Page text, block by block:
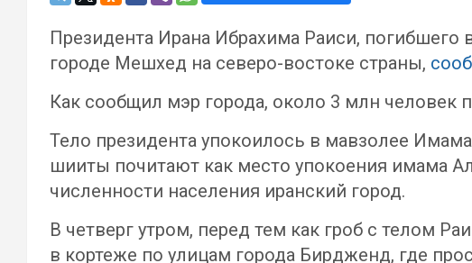
Президента Ирана Ибрахима Раиси, погибшего
городе Мешхед на северо-востоке страны,
Как сообщил мэр города, около 3 млн человек
Тело президента упокоилось в мавзолее
шииты почитают как место упокоения имама
численности населения иранский город.
В четверг утром, перед тем как гроб с телом
в кортеже по улицам города Бирдженд, где